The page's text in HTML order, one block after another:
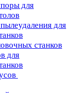
для
для
станков
для